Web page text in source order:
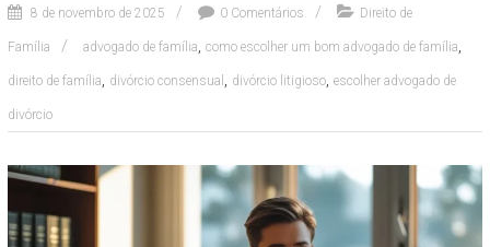
8 de novembro de 2025 0 Comentários Direito de
Família advogado de família, como escolher um bom advogado de família,
direito de família, divórcio consensual , divórcio litigioso, escolher advogado de
divórcio